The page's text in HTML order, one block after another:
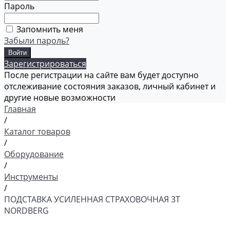
Пароль
Запомнить меня
Забыли пароль?
Зарегистрироваться
После регистрации на сайте вам будет доступно
отслеживание состояния заказов, личный кабинет и
другие новые возможности
Главная
/
Каталог товаров
/
Оборудование
/
Инструменты
/
ПОДСТАВКА УСИЛЕННАЯ СТРАХОВОЧНАЯ 3Т
NORDBERG